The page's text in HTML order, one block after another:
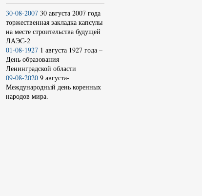
30-08-2007 30 августа 2007 года
торжественная закладка капсулы
на месте строительства будущей
ЛАЭС-2
01-08-1927 1 августа 1927 года –
День образования
Ленинградской области
09-08-2020 9 августа-
Международный день коренных
народов мира.